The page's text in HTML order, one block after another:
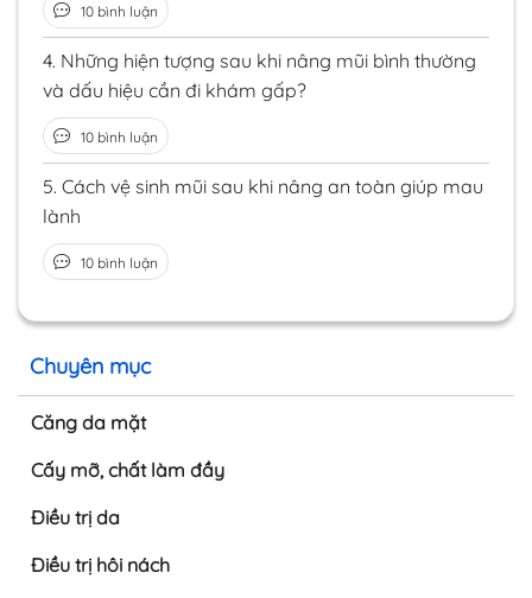
Chuyên mục
Căng da mặt
Cấy mỡ, chất làm đầy
Điều trị da
Điều trị hôi nách
10 bình luận
4. Những hiện tượng sau khi nâng mũi bình thường
và dấu hiệu cần đi khám gấp?
10 bình luận
5. Cách vệ sinh mũi sau khi nâng an toàn giúp mau
lành
10 bình luận